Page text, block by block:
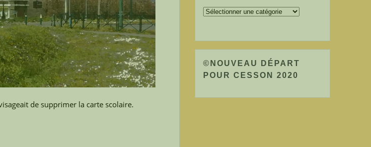
de supprimer la carte scolaire.
Les
©NOUVEAU DÉPART
POUR CESSON 2020